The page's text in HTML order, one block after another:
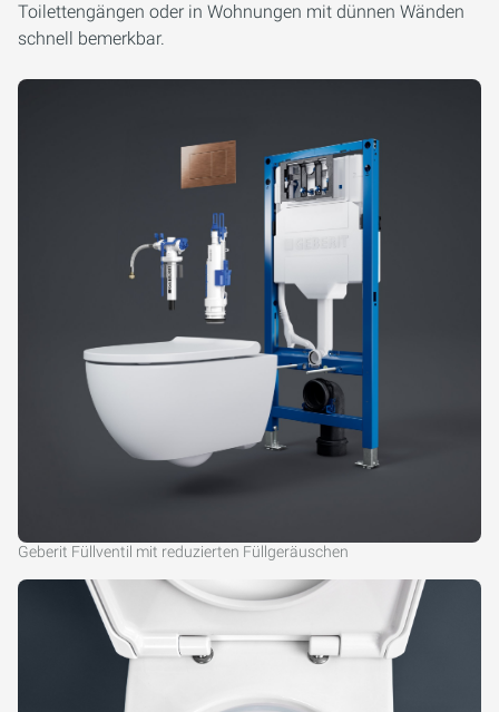
Toilettengängen oder in Wohnungen mit dünnen Wänden
schnell bemerkbar.
Geberit Füllventil mit reduzierten Füllgeräuschen